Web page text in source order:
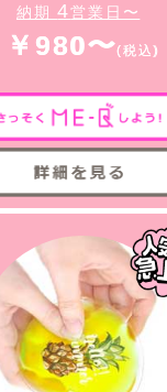
納期4営業日〜
￥980〜